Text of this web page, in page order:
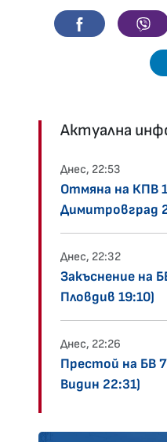
Facebook
Актуална
Днес, 22:53
Отмяна на КПВ
Димитровград
Днес, 22:32
Закъснение на
Пловдив 19:10)
Днес, 22:26
Престой на БВ
Видин 22:31)